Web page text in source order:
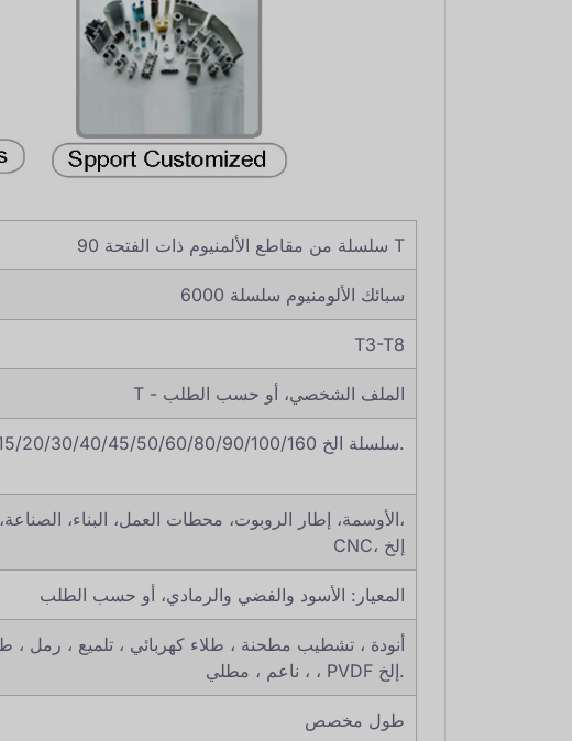
90 سلسلة من مقاطع الألمنيوم ذات الفتحة T
سبائك الألومنيوم سلسلة 6000
T3-T8
T - الملف الشخصي، أو حسب الطلب
15/20/30/40/45/50/60/80/90/100/160 سلسلة الخ.
الأوسمة، إطار الروبوت، محطات العمل، البناء، الصناعة،
CNC، إلخ
المعيار: الأسود والفضي والرمادي، أو حسب الطلب
أنودة ، تشطيب مطحنة ، طلاء كهربائي ، تلميع ، رمل
، ناعم ، مطلي ، PVDF إلخ.
طول مخصص